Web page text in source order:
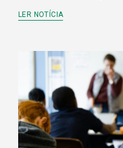
LER NOTÍCIA